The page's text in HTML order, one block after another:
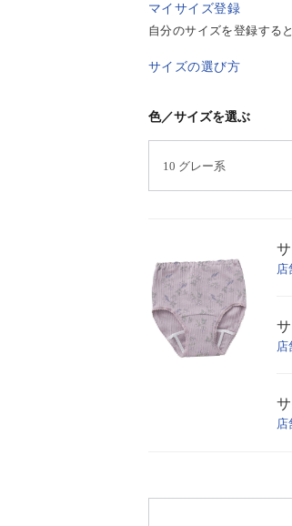
マイサイズ登録
自分のサイズを登録する
サイズの選び方
色／サイズを選ぶ
店
店
店